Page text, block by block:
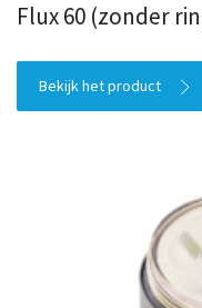
Flux 60 (zonder
Bekijk het product